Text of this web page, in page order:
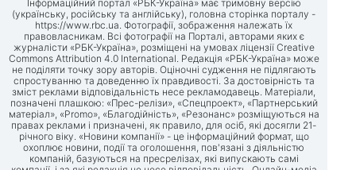
Інформаційний портал «РБК-Україна» має тримовну версію
(українську, російську та англійську), головна сторінка порталу -
https://www.rbc.ua. Фотографії, зображення належать їх
правовласникам. Всі фотографії на Порталі, авторами яких є
журналісти «РБК-Україна», розміщені на умовах ліцензії Creative
Commons Attribution 4.0 International. Редакція «РБК-Україна» може
не поділяти точку зору авторів. Оціночні судження не підлягають
спростуванню та доведенню їх правдивості. За достовірність та
зміст реклами відповідальність несе рекламодавець. Матеріали,
позначені плашкою: «Прес-релізи», «Спецпроект», «Партнерський
матеріал», «Promo», «Благодійність», «Резонанс» розміщуються на
правах реклами і призначені, як правило, для осіб, які досягли 21-
річного віку. «Новини компанії» - це інформаційний формат, що
охоплює новини, події та оголошення, пов'язані з діяльністю
компаній, базуються на пресрелізах, які випускають самі